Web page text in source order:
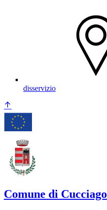
disservizio
Comune di Cucciago